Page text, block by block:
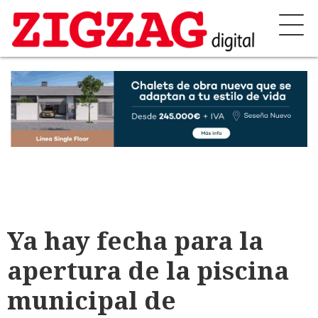
Ya hay fecha para la
apertura de la piscina
municipal de